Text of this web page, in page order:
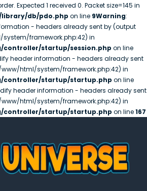
Expected 1 received 0. Packet size=145 in
db/pdo.php on line 9Warning:
- headers already sent by (output
framework.php:42) in
startup/session.php on line
header information - headers already sent
html/system/framework.php:42) in
controller/startup/startup.php on line
header information - headers already sent
html/system/framework.php:42) in
controller/startup/startup.php on line167